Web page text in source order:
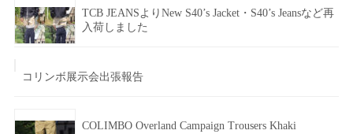
TCB JEANSよりNew S40’s Jacket・S40’s Jeansなど再
入荷しました
コリンボ展示会出張報告
COLIMBO Overland Campaign Trousers Khaki